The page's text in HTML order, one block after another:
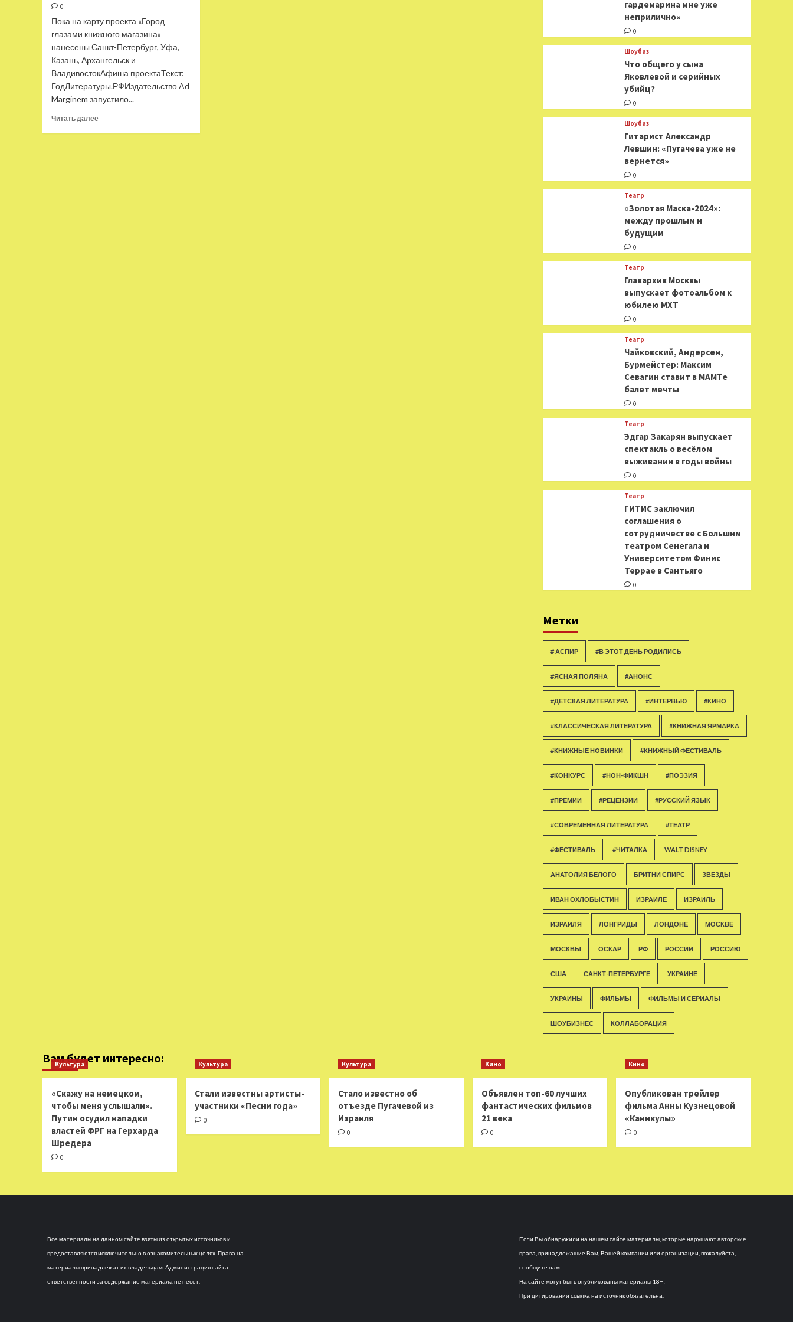
0
Пока на карту проекта «Город
глазами книжного магазина»
нанесены Санкт-Петербург, Уфа,
Казань, Архангельск и
ВладивостокАфиша проектаТекст:
ГодЛитературы.РФИздательство Ad
Marginem запустило...
Читать далееПрочитать
гардемарина мне уже
неприлично»
0
Шоубиз
Что общего у сына
Яковлевой и серийных
убийц?
0
Шоубиз
Гитарист Александр
Левшин: «Пугачева уже не
вернется»
0
Театр
«Золотая Маска-2024»:
между прошлым и
будущим
0
Театр
​​Главархив Москвы
выпускает фотоальбом к
юбилею МХТ
0
Театр
​​Чайковский, Андерсен,
Бурмейстер: Максим
Севагин ставит в МАМТе
балет мечты
0
Театр
Эдгар Закарян выпускает
спектакль о весёлом
выживании в годы войны
0
Театр
ГИТИС заключил
соглашения о
сотрудничестве с Большим
театром Сенегала и
Университетом Финис
Террае в Сантьяго
0
Метки
# АСПИР #В ЭТОТ ДЕНЬ РОДИЛИСЬ
#ЯСНАЯ ПОЛЯНА #АНОНС
#ДЕТСКАЯ ЛИТЕРАТУРА #ИНТЕРВЬЮ #КИНО
#КЛАССИЧЕСКАЯ ЛИТЕРАТУРА #КНИЖНАЯ ЯРМАРКА
#КНИЖНЫЕ НОВИНКИ #КНИЖНЫЙ ФЕСТИВАЛЬ
#КОНКУРС #НОН-ФИКШН #ПОЭЗИЯ
#ПРЕМИИ #РЕЦЕНЗИИ #РУССКИЙ ЯЗЫК
#СОВРЕМЕННАЯ ЛИТЕРАТУРА #ТЕАТР
#ФЕСТИВАЛЬ #ЧИТАЛКА WALT DISNEY
АНАТОЛИЯ БЕЛОГО БРИТНИ СПИРС ЗВЕЗДЫ
ИВАН ОХЛОБЫСТИН ИЗРАИЛЕ ИЗРАИЛЬ
ИЗРАИЛЯ ЛОНГРИДЫ ЛОНДОНЕ МОСКВЕ
МОСКВЫ ОСКАР РФ РОССИИ РОССИЮ
США САНКТ-ПЕТЕРБУРГЕ УКРАИНЕ
УКРАИНЫ ФИЛЬМЫ ФИЛЬМЫ И СЕРИАЛЫ
ШОУБИЗНЕС КОЛЛАБОРАЦИЯ
Вам будет интересно:
Культура
«Скажу на немецком,
чтобы меня услышали».
Путин осудил нападки
властей ФРГ на Герхарда
Шредера
0
Культура
Стали известны артисты-
участники «Песни года»
0
Культура
Стало известно об
отъезде Пугачевой из
Израиля
0
Кино
Объявлен топ-60 лучших
фантастических фильмов
21 века
0
Кино
Опубликован трейлер
фильма Анны Кузнецовой
«Каникулы»
0
Все материалы на данном сайте взяты из открытых источников и
предоставляются исключительно в ознакомительных целях. Права на
материалы принадлежат их владельцам. Администрация сайта
ответственности за содержание материала не несет.
Если Вы обнаружили на нашем сайте материалы, которые нарушают авторские
права, принадлежащие Вам, Вашей компании или организации, пожалуйста,
сообщите нам.
На сайте могут быть опубликованы материалы 18+!
При цитировании ссылка на источник обязательна.